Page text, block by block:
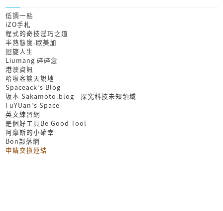
低調一點
iZO手札
程式的奇技淫巧之道
半熟態度-歐美加
迴旋人生
Liumang 碎碎念
港澳資訊
哈啦客談天說地
Spaceack's Blog
坂本 Sakamoto.blog - 探究科技未知領域
FuYUan's Space
英文練習網
是個好工具Be Good Tool
阿摩斯的小確幸
Bon部落網
申請交換連結